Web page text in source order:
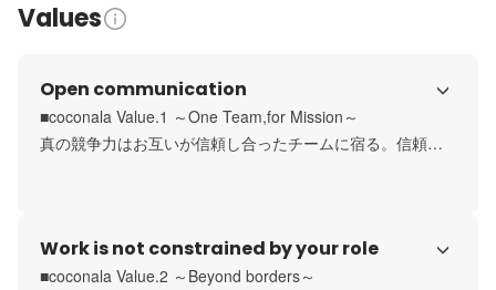
Values
Open communication
■coconala Value.1 ～One Team,for Mission～
真の競争力はお互いが信頼し合ったチームに宿る。信頼
て、自分と向き合い、仲間を深く理解し、ミッション達成
のために主体的にチームを導いていこう。
Work is not constrained by your role
■coconala Value.2 ～Beyond borders～